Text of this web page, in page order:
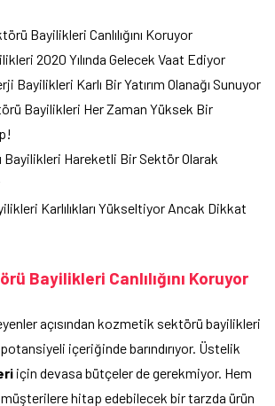
Bayilikleri Canlılığını Koruyor
2020 Yılında Gelecek Vaat Ediyor
Bayilikleri Karlı Bir Yatırım Olanağı Sunuyor
Bayilikleri Her Zaman Yüksek Bir
Bayilikleri Hareketli Bir Sektör Olarak
Karlılıkları Yükseltiyor Ancak Dikkat
Bayilikleri Canlılığını Koruyor
açısından kozmetik sektörü bayilikleri
içeriğinde barındırıyor. Üstelik
için devasa bütçeler de gerekmiyor. Hem
müşterilere hitap edebilecek bir tarzda ürün